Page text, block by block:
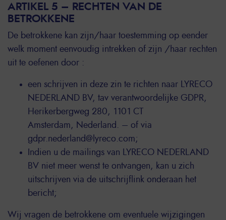
ARTIKEL 5 – RECHTEN VAN DE
BETROKKENE
De betrokkene kan zijn/haar toestemming op eender
welk moment eenvoudig intrekken of zijn /haar rechten
uit te oefenen door :
een schrijven in deze zin te richten naar LYRECO
NEDERLAND BV, tav verantwoordelijke GDPR,
Herikerbergweg 280, 1101 CT
Amsterdam, Nederland. – of via
gdpr.nederland@lyreco.com;
Indien u de mailings van LYRECO NEDERLAND
BV niet meer wenst te ontvangen, kan u zich
uitschrijven via de uitschrijflink onderaan het
bericht;
Wij vragen de betrokkene om eventuele wijzigingen